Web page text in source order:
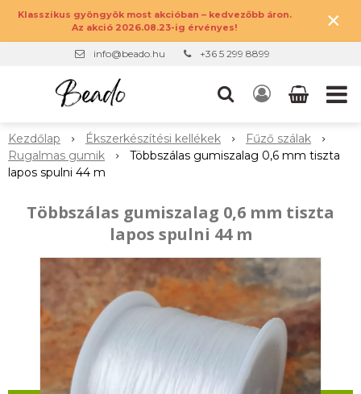
Klasszikus gyöngyök most akcióban – kedvezőbb áron.
Az akció 2026.08.23-ig érvényes!
×
info@beado.hu +36 5 299 8899
Kezdőlap Ékszerkészítési kellékek
Fűző szálak
Rugalmas gumik
Többszálas gumiszalag 0,6 mm tiszta
lapos spulni 44 m
Többszálas gumiszalag 0,6 mm tiszta
lapos spulni 44 m